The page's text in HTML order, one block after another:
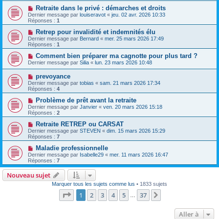
Retraite dans le privé : démarches et droits
Dernier message par louiseravot « jeu. 02 avr. 2026 10:33
Réponses : 1
Retrep pour invalidité et indemnités élu
Dernier message par Bernard « mer. 25 mars 2026 17:49
Réponses : 1
Comment bien préparer ma cagnotte pour plus tard ?
Dernier message par Silia « lun. 23 mars 2026 10:48
prevoyance
Dernier message par tobias « sam. 21 mars 2026 17:34
Réponses : 4
Problème de prêt avant la retraite
Dernier message par Janvier « ven. 20 mars 2026 15:18
Réponses : 2
Retraite RETREP ou CARSAT
Dernier message par STEVEN « dim. 15 mars 2026 15:29
Réponses : 7
Maladie professionnelle
Dernier message par Isabelle29 « mer. 11 mars 2026 16:47
Réponses : 7
Nouveau sujet
Marquer tous les sujets comme lus • 1833 sujets
Page 1sur37
1 2 3 4 5 37
Aller à